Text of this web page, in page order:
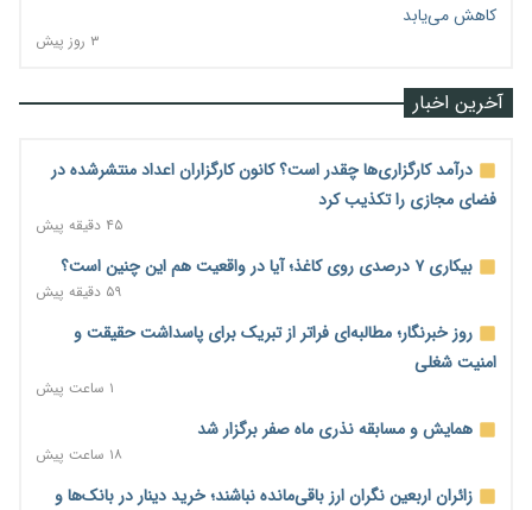
کاهش می‌یابد
۳ روز پیش
آخرین اخبار
درآمد کارگزاری‌ها چقدر است؟ کانون کارگزاران اعداد منتشرشده در
فضای مجازی را تکذیب کرد
۴۵ دقیقه پیش
بیکاری ۷ درصدی روی کاغذ؛ آیا در واقعیت هم این چنین است؟
۵۹ دقیقه پیش
روز خبرنگار؛ مطالبه‌ای فراتر از تبریک برای پاسداشت حقیقت و
امنیت شغلی
۱ ساعت پیش
همایش و مسابقه نذری ماه صفر برگزار شد
۱۸ ساعت پیش
زائران اربعین نگران ارز باقی‌مانده نباشند؛ خرید دینار در بانک‌ها و